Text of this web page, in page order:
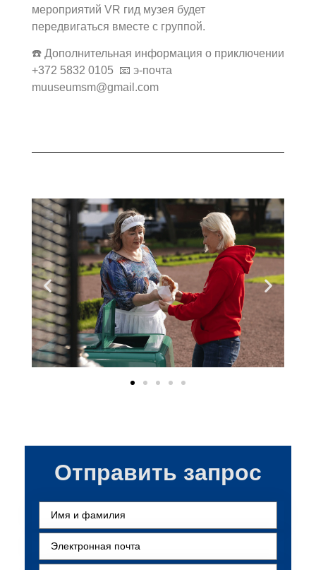
мероприятий VR гид музея будет
передвигаться вместе с группой.
☎️ Дополнительная информация о приключении
+372 5832 0105 📧 э-почта
muuseumsm@gmail.com
Отправить запрос
Ees- ja perekonnanimi
Электронная
почта(обязательно)